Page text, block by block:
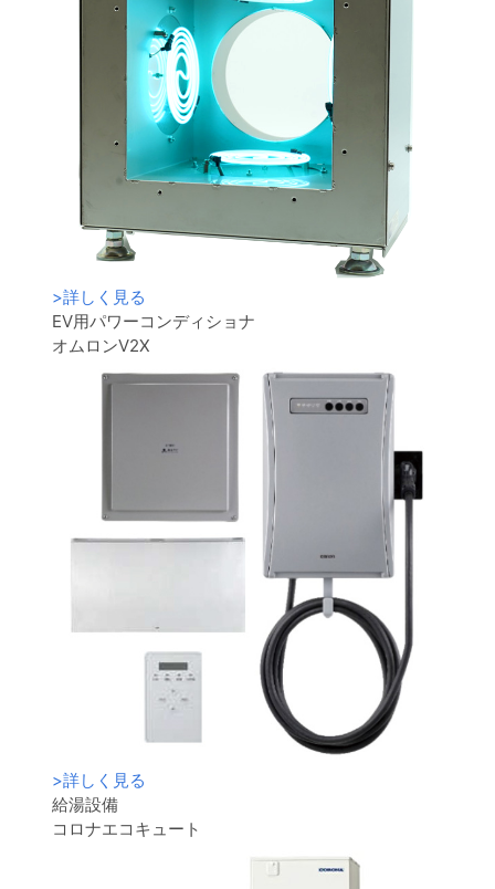
>詳しく見る
EV用パワーコンディショナ
オムロンV2X
>詳しく見る
給湯設備
コロナエコキュート